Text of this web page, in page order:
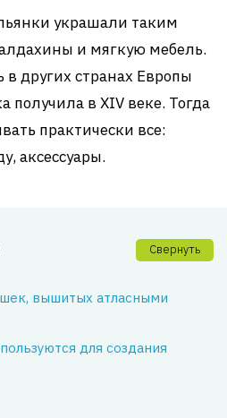
украшали таким
и мягкую мебель.
других странах Европы
получила в XIV веке. Тогда
практически все:
аксессуары.
Свернуть
вышитых атласными
для создания